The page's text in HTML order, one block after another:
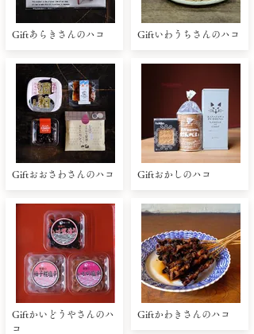
Giftあらきさんのハコ
Giftおおさわさんのハコ
Giftかいどうやさんのハ
コ
Giftいわうちさんのハコ
Giftおかしのハコ
Giftかわきさんのハコ